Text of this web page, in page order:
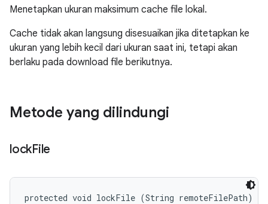
Menetapkan ukuran maksimum cache file lokal.
Cache tidak akan langsung disesuaikan jika ditetapkan ke
ukuran yang lebih kecil dari ukuran saat ini, tetapi akan
berlaku pada download file berikutnya.
Metode yang dilindungi
lockFile
protected void lockFile (String remoteFilePath)